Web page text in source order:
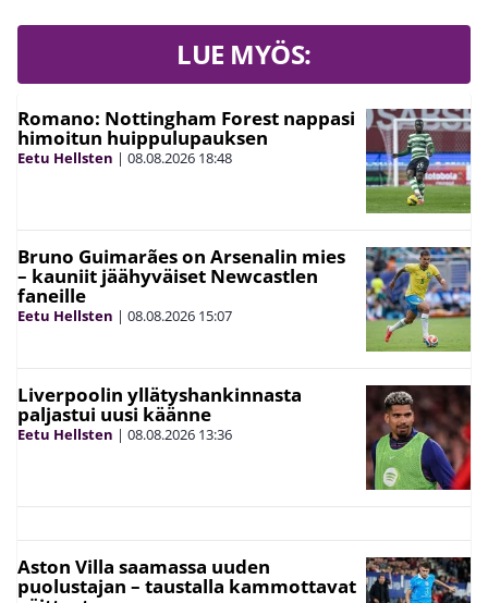
LUE MYÖS:
Romano: Nottingham Forest nappasi
himoitun huippulupauksen
Eetu Hellsten | 08.08.2026 18:48
Bruno Guimarães on Arsenalin mies
– kauniit jäähyväiset Newcastlen
faneille
Eetu Hellsten | 08.08.2026 15:07
Liverpoolin yllätyshankinnasta
paljastui uusi käänne
Eetu Hellsten | 08.08.2026 13:36
Aston Villa saamassa uuden
puolustajan – taustalla kammottavat